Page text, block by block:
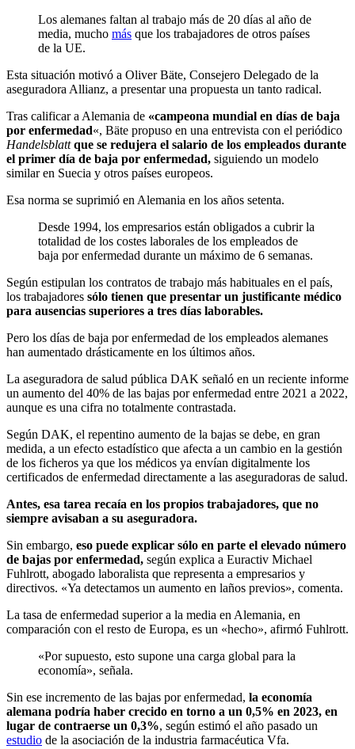
Los alemanes faltan al trabajo más de 20 días al año de
media, mucho más que los trabajadores de otros países
de la UE.
Esta situación motivó a Oliver Bäte, Consejero Delegado de la
aseguradora Allianz, a presentar una propuesta un tanto radical.
Tras calificar a Alemania de «campeona mundial en días de baja
por enfermedad«, Bäte propuso en una entrevista con el periódico
Handelsblatt que se redujera el salario de los empleados durante
el primer día de baja por enfermedad, siguiendo un modelo
similar en Suecia y otros países europeos.
Esa norma se suprimió en Alemania en los años setenta.
Desde 1994, los empresarios están obligados a cubrir la
totalidad de los costes laborales de los empleados de
baja por enfermedad durante un máximo de 6 semanas.
Según estipulan los contratos de trabajo más habituales en el país,
los trabajadores sólo tienen que presentar un justificante médico
para ausencias superiores a tres días laborables.
Pero los días de baja por enfermedad de los empleados alemanes
han aumentado drásticamente en los últimos años.
La aseguradora de salud pública DAK señaló en un reciente informe
un aumento del 40% de las bajas por enfermedad entre 2021 a 2022,
aunque es una cifra no totalmente contrastada.
Según DAK, el repentino aumento de la bajas se debe, en gran
medida, a un efecto estadístico que afecta a un cambio en la gestión
de los ficheros ya que los médicos ya envían digitalmente los
certificados de enfermedad directamente a las aseguradoras de salud.
Antes, esa tarea recaía en los propios trabajadores, que no
siempre avisaban a su aseguradora.
Sin embargo, eso puede explicar sólo en parte el elevado número
de bajas por enfermedad, según explica a Euractiv Michael
Fuhlrott, abogado laboralista que representa a empresarios y
directivos. «Ya detectamos un aumento en laños previos», comenta.
La tasa de enfermedad superior a la media en Alemania, en
comparación con el resto de Europa, es un «hecho», afirmó Fuhlrott.
«Por supuesto, esto supone una carga global para la
economía», señala.
Sin ese incremento de las bajas por enfermedad, la economía
alemana podría haber crecido en torno a un 0,5% en 2023, en
lugar de contraerse un 0,3%, según estimó el año pasado un
estudio de la asociación de la industria farmacéutica Vfa.